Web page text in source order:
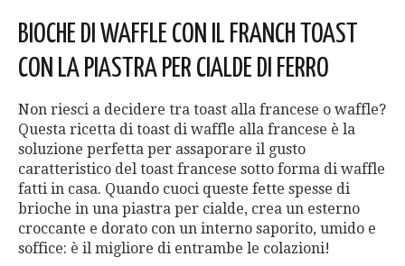
BIOCHE DI WAFFLE CON IL FRANCH TOAST
CON LA PIASTRA PER CIALDE DI FERRO
Non riesci a decidere tra toast alla francese o waffle?
Questa ricetta di toast di waffle alla francese è la
soluzione perfetta per assaporare il gusto
caratteristico del toast francese sotto forma di waffle
fatti in casa. Quando cuoci queste fette spesse di
brioche in una piastra per cialde, crea un esterno
croccante e dorato con un interno saporito, umido e
soffice: è il migliore di entrambe le colazioni!